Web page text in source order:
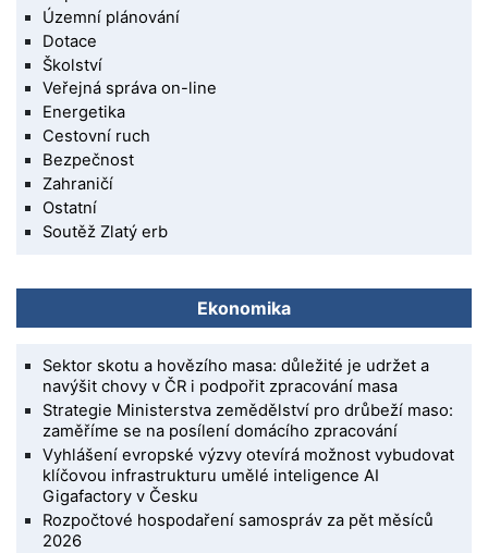
Územní plánování
Dotace
Školství
Veřejná správa on-line
Energetika
Cestovní ruch
Bezpečnost
Zahraničí
Ostatní
Soutěž Zlatý erb
Ekonomika
Sektor skotu a hovězího masa: důležité je udržet a
navýšit chovy v ČR i podpořit zpracování masa
Strategie Ministerstva zemědělství pro drůbeží maso:
zaměříme se na posílení domácího zpracování
Vyhlášení evropské výzvy otevírá možnost vybudovat
klíčovou infrastrukturu umělé inteligence AI
Gigafactory v Česku
Rozpočtové hospodaření samospráv za pět měsíců
2026